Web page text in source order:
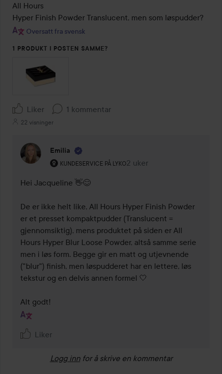
All Hours
Hyper Finish Powder Translucent, men som løspudder?
Oversatt fra svensk
1 PRODUKT I POSTEN SAMME?
Liker 1 kommentar
22 visninger
Emilia
KUNDESERVICE PÅ LYKO
Brukerens rolle: Kundeservice på Lyko.
2 uker
Kommentaren lades 2 uker
Hei Jacqueline 👋😊
De er ikke helt like, All Hours Hyper Finish Powder
er et presset kompaktpudder (Translucent =
gjennomsiktig), mens produktet på siden er All
Hours Hyper Blur Loose Powder, altså samme serie
men i løs form. Begge gir en matt og utjevnende
("blur") finish, men løspudderet har en lettere, løs
tekstur og en delvis annen formel 🤍
Alt godt!
Liker
Logg inn for å skrive en kommentar